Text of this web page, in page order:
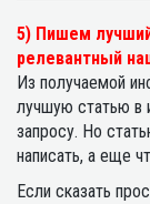
5) Пишем лучший
релевантный
Из получаемой
лучшую статью в
запросу. Но
написать, а еще
Если сказать